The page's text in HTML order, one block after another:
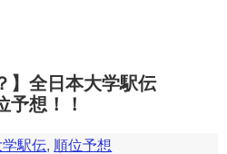
】全日本大学駅伝
予想！！
駅伝, 順位予想